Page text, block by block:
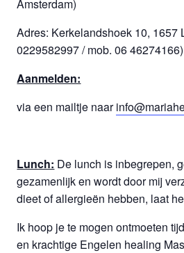
Amsterdam)
Adres: Kerkelandshoek 10, 1657
0229582997 / mob. 06 46274166)
Aanmelden:
via een mailtje naar
Lunch: De lunch is inbegrepen,
gezamenlijk en wordt door mij
dieet of allergieën hebben, laat
Ik hoop je te mogen ontmoeten
en krachtige Engelen healing